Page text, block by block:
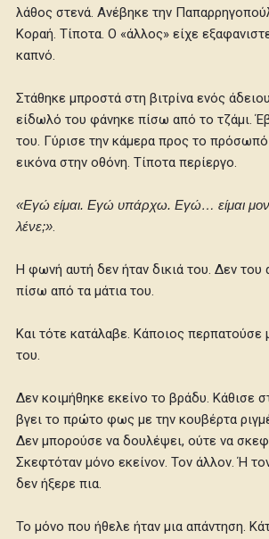
λάθος στενά. Ανέβηκε την
Κοραή. Τίποτα. Ο «άλλος» είχε
καπνό.
Στάθηκε μπροστά στη βιτρίνα ενός
είδωλό του φάνηκε πίσω από το τζάμι.
του. Γύρισε την κάμερα προς το πρόσωπό
εικόνα στην οθόνη. Τίποτα περίεργο.
«Εγώ είμαι. Εγώ υπάρχω. Εγώ… είμαι
λένε;».
Η φωνή αυτή δεν ήταν δικιά του. Δεν του
πίσω από τα μάτια του.
Και τότε κατάλαβε. Κάποιος
του.
Δεν κοιμήθηκε εκείνο το βράδυ. Κάθισε
βγει το πρώτο φως με την κουβέρτα
Δεν μπορούσε να δουλέψει, ούτε να
Σκεφτόταν μόνο εκείνον. Τον άλλον. Ή
δεν ήξερε πια.
Το μόνο που ήθελε ήταν μια απάντηση.